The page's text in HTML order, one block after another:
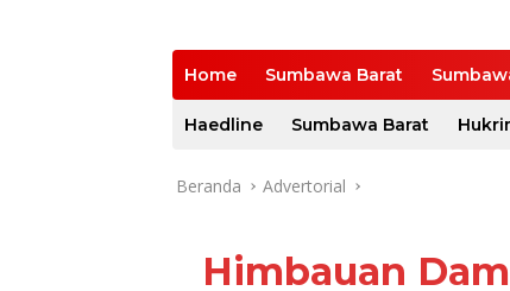
Home Sumbawa Barat
Haedline Sumbawa Barat
Beranda Advertorial
Himbauan